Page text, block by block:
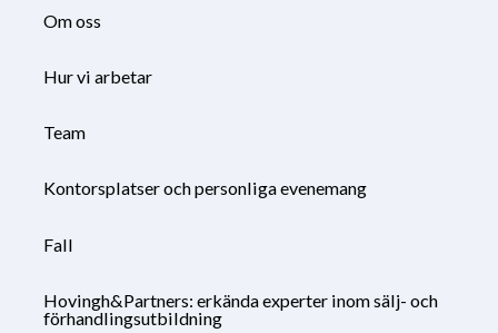
Om oss
Hur vi arbetar
Team
Kontorsplatser och personliga evenemang
Fall
Hovingh&Partners: erkända experter inom sälj- och
förhandlingsutbildning